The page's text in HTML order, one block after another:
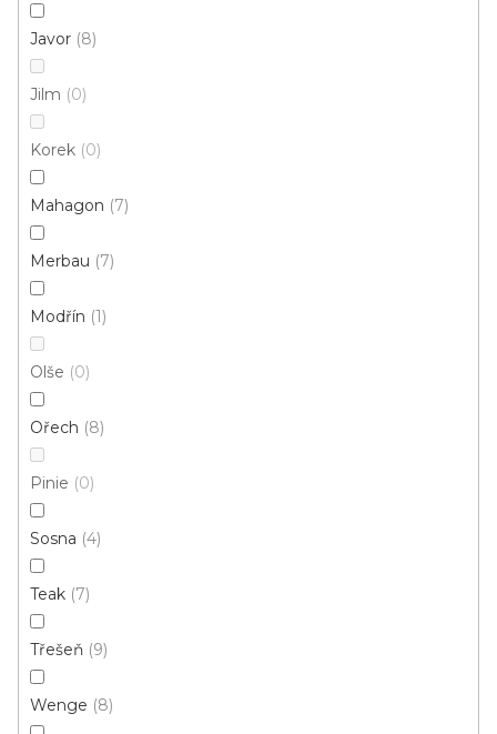
Javor 8
Jilm 0
Korek 0
Mahagon 7
Merbau 7
Modřín 1
Olše 0
Ořech 8
Pinie 0
Sosna 4
Teak 7
Třešeň 9
Wenge 8
A 31 SCHODOVÉ LIŠTY - SAMOLEPÍCÍ, 25×10 mm
od248 Kč
Afrezie